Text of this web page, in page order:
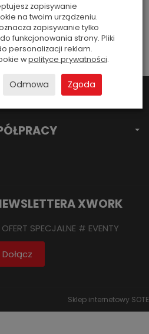
XWORK
SPECJALNE # EVENTY
Dołącz
Sklep internetowy SOTE
zapisywanie
na twoim urządzeniu.
zapisywanie tylko
funkcjonowania strony. Pliki
personalizacji reklam.
wpolityce prywatności.
Odmowa Zgoda